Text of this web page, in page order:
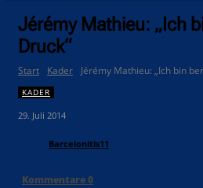
Jérémy Mathieu: „Ich
Druck“
Start Kader Jérémy Mathieu: „Ich bin
KADER
29. Juli 2014
Barcelonitis11
Kommentare0